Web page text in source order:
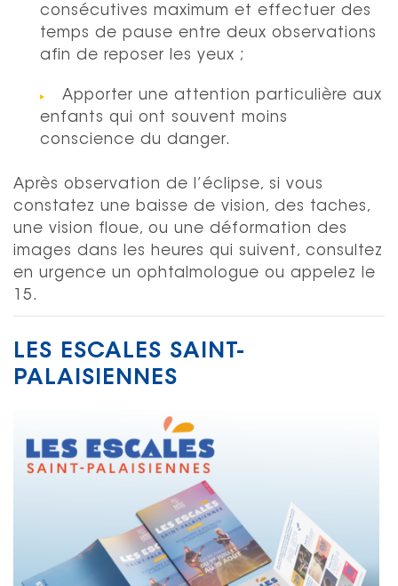
consécutives maximum et effectuer des
temps de pause entre deux observations
afin de reposer les yeux ;
Apporter une attention particulière aux
enfants qui ont souvent moins
conscience du danger.
Après observation de l’éclipse, si vous
constatez une baisse de vision, des taches,
une vision floue, ou une déformation des
images dans les heures qui suivent, consultez
en urgence un ophtalmologue ou appelez le
15.
LES ESCALES SAINT-
PALAISIENNES